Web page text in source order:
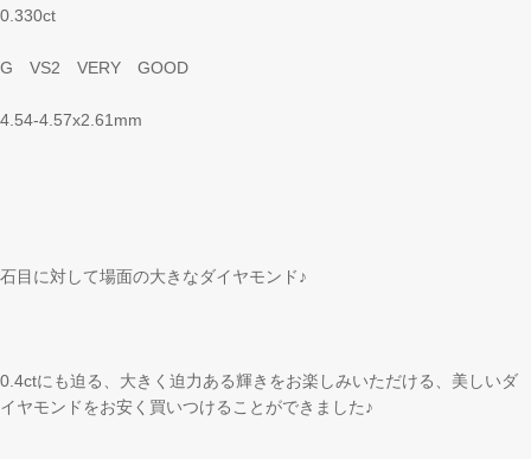
0.330ct
G VS2 VERY GOOD
4.54-4.57x2.61mm
石目に対して場面の大きなダイヤモンド♪
0.4ctにも迫る、大きく迫力ある輝きをお楽しみいただける、美しいダ
イヤモンドをお安く買いつけることができました♪